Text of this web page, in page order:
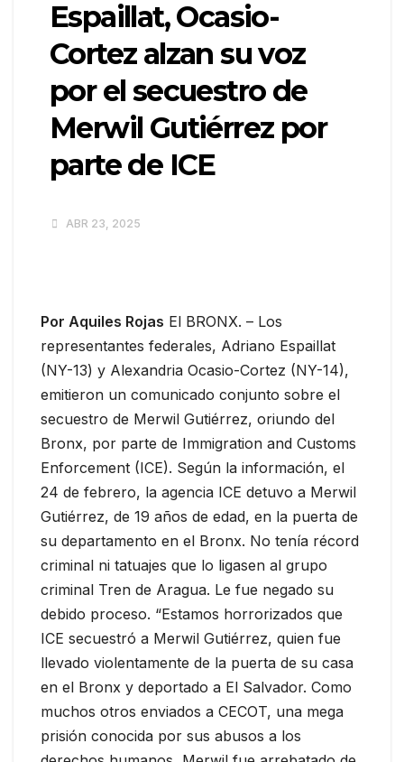
Espaillat, Ocasio-
Cortez alzan su voz
por el secuestro de
Merwil Gutiérrez por
parte de ICE
ABR 23, 2025
Por Aquiles Rojas El BRONX. – Los
representantes federales, Adriano Espaillat
(NY-13) y Alexandria Ocasio-Cortez (NY-14),
emitieron un comunicado conjunto sobre el
secuestro de Merwil Gutiérrez, oriundo del
Bronx, por parte de Immigration and Customs
Enforcement (ICE). Según la información, el
24 de febrero, la agencia ICE detuvo a Merwil
Gutiérrez, de 19 años de edad, en la puerta de
su departamento en el Bronx. No tenía récord
criminal ni tatuajes que lo ligasen al grupo
criminal Tren de Aragua. Le fue negado su
debido proceso. “Estamos horrorizados que
ICE secuestró a Merwil Gutiérrez, quien fue
llevado violentamente de la puerta de su casa
en el Bronx y deportado a El Salvador. Como
muchos otros enviados a CECOT, una mega
prisión conocida por sus abusos a los